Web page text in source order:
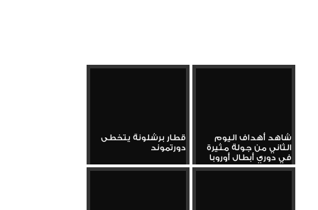
شاهد أهداف اليوم
الثاني من جولة مثيرة
في دوري أبطال أوروبا
قطار برشلونة يتخطى
دورتموند